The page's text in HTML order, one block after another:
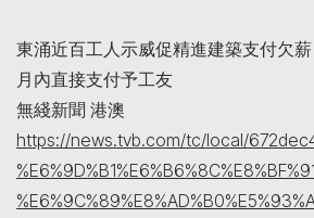
東涌近百工人示威促精進建築支付欠
月內直接支付予工友
無綫新聞 港澳
https://news.tvb.com/tc/local/